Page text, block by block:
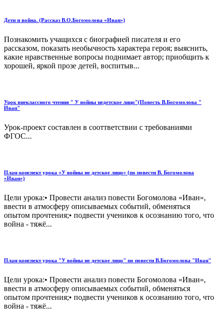
Дети и война. (Рассказ В.О.Богомолова «Иван»)
Познакомить учащихся с биографией писателя и его
рассказом, показать необычность характера героя; выяснить,
какие нравственные вопросы поднимает автор; приобщить к
хорошей, яркой прозе детей, воспитыв...
Урок внеклассного чтения " У войны недетское лицо"(Повесть В.Богомолова "
Иван"
Урок-проект составлен в сооттветствии с требованиями
ФГОС...
План-конспект урока «У войны не детское лицо» (по повести В. Богомолова
«Иван»)
Цели урока:• Провести анализ повести Богомолова «Иван»,
ввести в атмосферу описываемых событий, обменяться
опытом прочтения;• подвести учеников к осознанию того, что
война - тяжё...
План-конспект урока "У войны не детское лицо" по повести В.Богомолова "Иван"
Цели урока:• Провести анализ повести Богомолова «Иван»,
ввести в атмосферу описываемых событий, обменяться
опытом прочтения;• подвести учеников к осознанию того, что
война - тяжё...